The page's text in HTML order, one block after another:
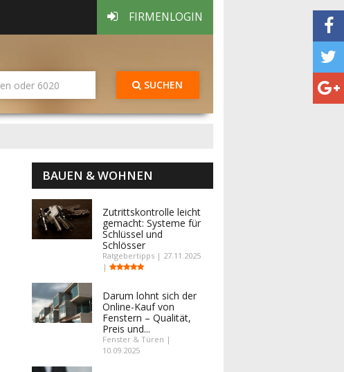
FIRMENLOGIN
SUCHEN
BAUEN & WOHNEN
Zutrittskontrolle leicht
gemacht: Systeme für
Schlüssel und
Schlösser
Ratgebertipps | 27.11.2025
|
Darum lohnt sich der
Online-Kauf von
Fenstern – Qualität,
Preis und...
Fenster & Türen |
10.09.2025